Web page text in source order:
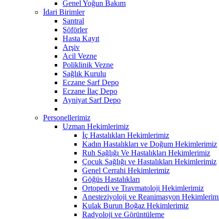
Genel Yoğun Bakım
İdari Birimler
Santral
Şöförler
Hasta Kayıt
Arşiv
Acil Vezne
Poliklinik Vezne
Sağlık Kurulu
Eczane Sarf Depo
Eczane İlaç Depo
Ayniyat Sarf Depo
Personellerimiz
Uzman Hekimlerimiz
İç Hastalıkları Hekimlerimiz
Kadın Hastalıkları ve Doğum Hekimlerimiz
Ruh Sağlığı Ve Hastalıkları Hekimlerimiz
Çocuk Sağlığı ve Hastalıkları Hekimlerimiz
Genel Cerrahi Hekimlerimiz
Göğüs Hastalıkları
Ortopedi ve Travmatoloji Hekimlerimiz
Anesteziyoloji ve Reanimasyon
Kulak Burun Boğaz Hekimlerimiz
Radyoloji ve Görüntüleme